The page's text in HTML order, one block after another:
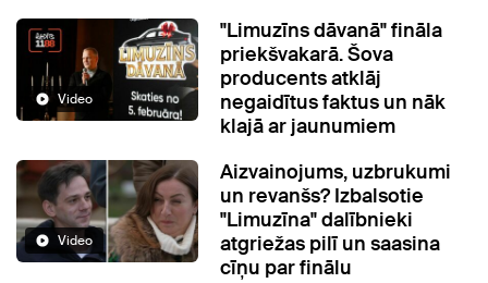
Video
"Limuzīns dāvanā" fināla
priekšvakarā. Šova
producents atklāj
negaidītus faktus un nāk
klajā ar jaunumiem
Video
Aizvainojums, uzbrukumi
un revanšs? Izbalsotie
"Limuzīna" dalībnieki
atgriežas pilī un saasina
cīņu par finālu